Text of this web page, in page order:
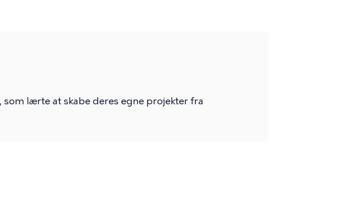
lærte at skabe deres egne projekter fra